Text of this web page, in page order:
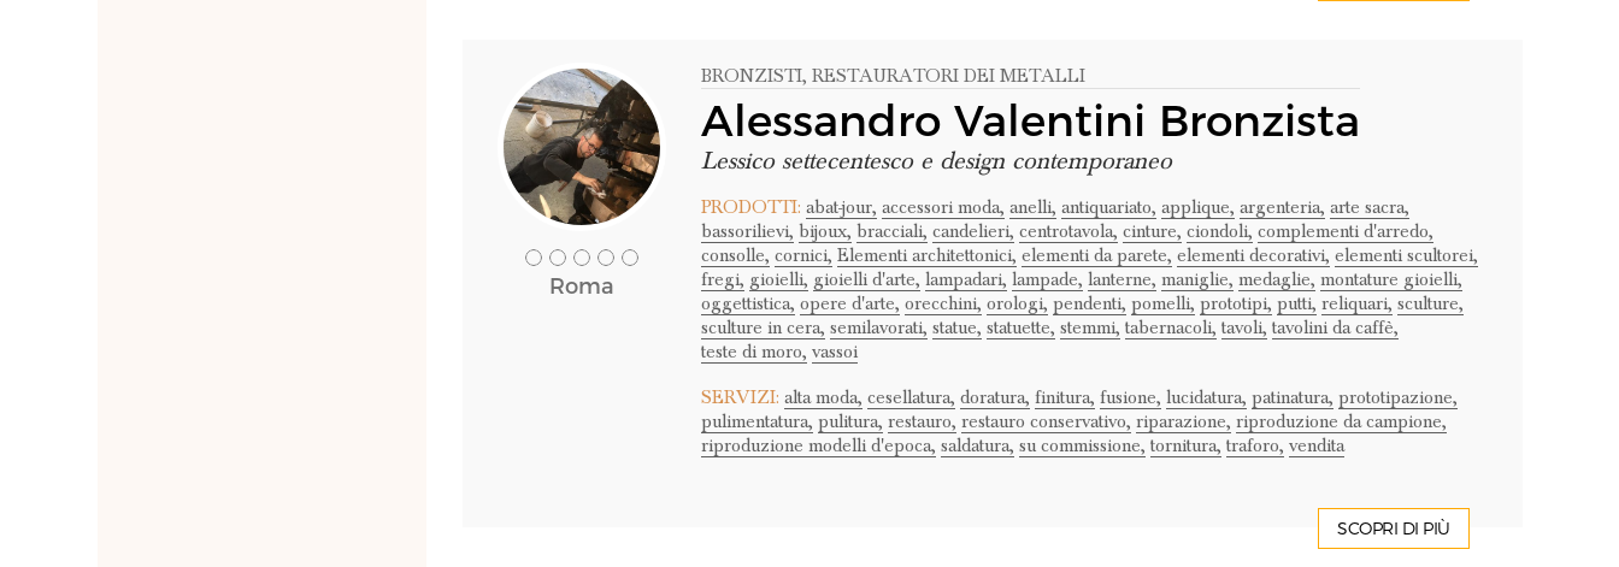
Roma
BRONZISTI, RESTAURATORI DEI METALLI
Alessandro Valentini Bronzista
Lessico settecentesco e design contemporaneo
PRODOTTI: abat-jour, accessori moda, anelli, antiquariato, applique, argenteria, arte sacra,
bassorilievi, bijoux, bracciali, candelieri, centrotavola, cinture, ciondoli, complementi d'arredo,
consolle, cornici, Elementi architettonici, elementi da parete, elementi decorativi, elementi scultorei,
fregi, gioielli, gioielli d'arte, lampadari, lampade, lanterne, maniglie, medaglie, montature gioielli,
oggettistica, opere d'arte, orecchini, orologi, pendenti, pomelli, prototipi, putti, reliquari, sculture,
sculture in cera, semilavorati, statue, statuette, stemmi, tabernacoli, tavoli, tavolini da caffè,
teste di moro, vassoi
SERVIZI: alta moda, cesellatura, doratura, finitura, fusione, lucidatura, patinatura, prototipazione,
pulimentatura, pulitura, restauro, restauro conservativo, riparazione, riproduzione da campione,
riproduzione modelli d'epoca, saldatura, su commissione, tornitura, traforo, vendita
SCOPRI DI PIÙ